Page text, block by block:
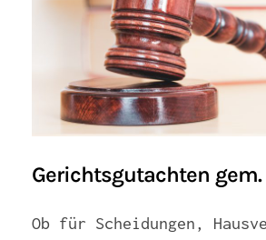
Gerichtsgutachten gem.
Ob für Scheidungen,